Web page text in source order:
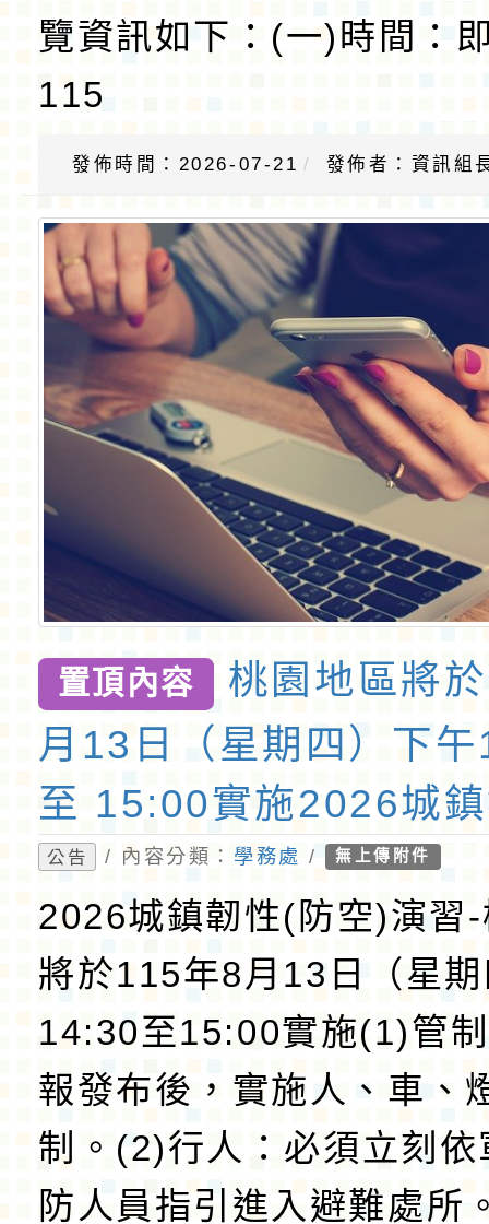
覽資訊如下：(一)時間：
115
發佈時間：2026-07-21 發佈者：資訊組
置頂內容
桃園地區將
月13日（星期四）下
至 15:00實施2026城
空)演習
公告 / 內容分類： 學務處 / 無上傳附件
2026城鎮韌性(防空)演習
將於115年8月13日（星
14:30至15:00實施(1)管
報發布後，實施人、車、
制。(2)行人：必須立刻依
防人員指引進入避難處所